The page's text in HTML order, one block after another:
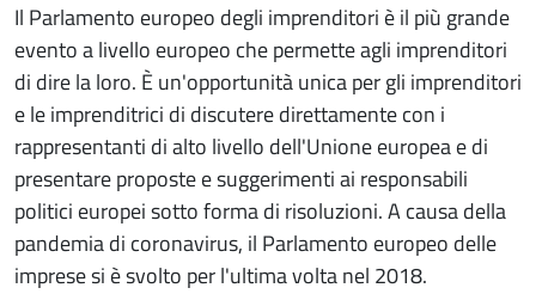
Il Parlamento europeo degli imprenditori è il più grande
evento a livello europeo che permette agli imprenditori
di dire la loro. È un'opportunità unica per gli imprenditori
e le imprenditrici di discutere direttamente con i
rappresentanti di alto livello dell'Unione europea e di
presentare proposte e suggerimenti ai responsabili
politici europei sotto forma di risoluzioni. A causa della
pandemia di coronavirus, il Parlamento europeo delle
imprese si è svolto per l'ultima volta nel 2018.